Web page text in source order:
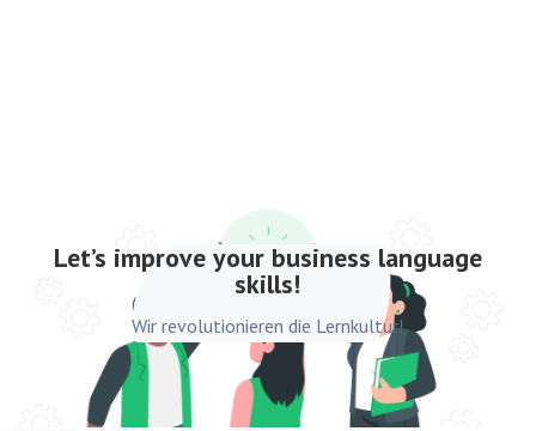
Let’s improve your business language
skills!
Wir revolutionieren die Lernkultur!